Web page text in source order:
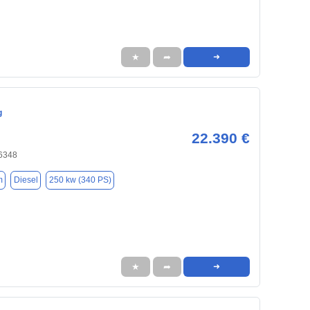
★ ➦ ➜
22.390 €
Diesel 250 kw (340 PS)
★ ➦ ➜